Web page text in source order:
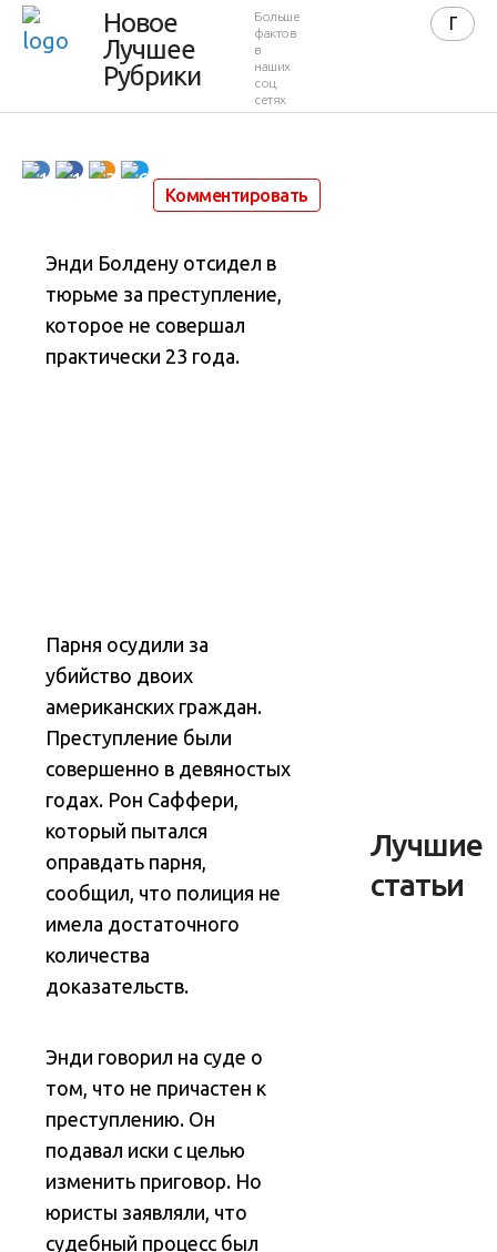
Новое
Лучшее
Рубрики
Больше
фактов
в
наших
соц.
сетях
причина
16 379
10 1 3 6
Комментировать
Энди Болдену отсидел в
тюрьме за преступление,
которое не совершал
практически 23 года.
Парня осудили за
убийство двоих
американских граждан.
Преступление были
совершенно в девяностых
годах. Рон Саффери,
который пытался
оправдать парня,
сообщил, что полиция не
имела достаточного
количества
доказательств.
Энди говорил на суде о
том, что не причастен к
преступлению. Он
подавал иски с целью
изменить приговор. Но
юристы заявляли, что
судебный процесс был
Лучшие
статьи